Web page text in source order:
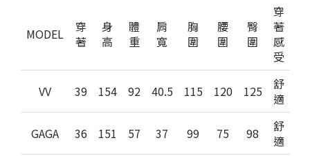
MODEL
穿
著
身
高
體
重
肩
寬
胸
圍
腰
圍
臀
圍
穿
著
感
受
VV 39 154 92 40.5 115 120 125
舒
適
GAGA 36 151 57 37 99 75 98
舒
適